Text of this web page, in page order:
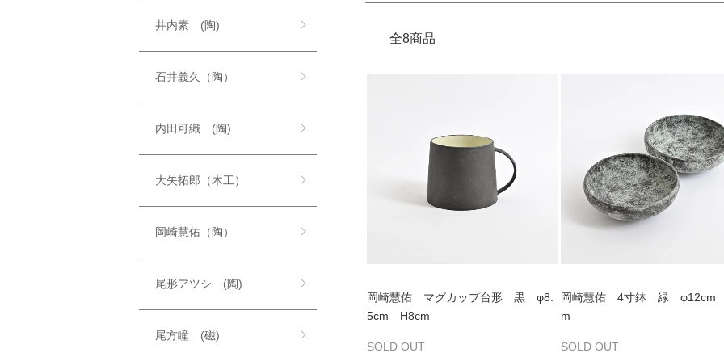
全8商品
岡崎慧佑 マグカップ台形 黒 φ8.
5cm H8cm
SOLD OUT
岡崎慧佑 4寸鉢 緑 φ12cm
m
SOLD OUT
井内素 (陶)
石井義久（陶）
内田可織 (陶)
大矢拓郎（木工）
岡崎慧佑（陶）
尾形アツシ (陶)
尾方瞳 (磁)